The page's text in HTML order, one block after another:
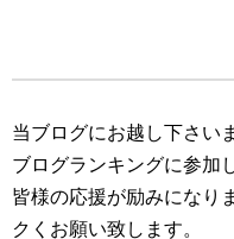
当ブログにお越し下さい
ブログランキングに参加
皆様の応援が励みになり
クくお願い致します。